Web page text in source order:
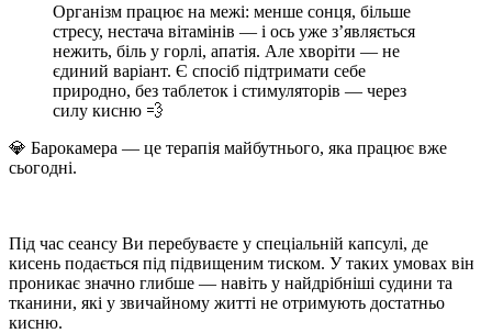
Організм працює на межі: менше сонця, більше
стресу, нестача вітамінів — і ось уже з’являється
нежить, біль у горлі, апатія. Але хворіти — не
єдиний варіант. Є спосіб підтримати себе
природно, без таблеток і стимуляторів — через
силу кисню 💨
💎 Барокамера — це терапія майбутнього, яка працює вже
сьогодні.
Під час сеансу Ви перебуваєте у спеціальній капсулі, де
кисень подається під підвищеним тиском. У таких умовах він
проникає значно глибше — навіть у найдрібніші судини та
тканини, які у звичайному житті не отримують достатньо
кисню.